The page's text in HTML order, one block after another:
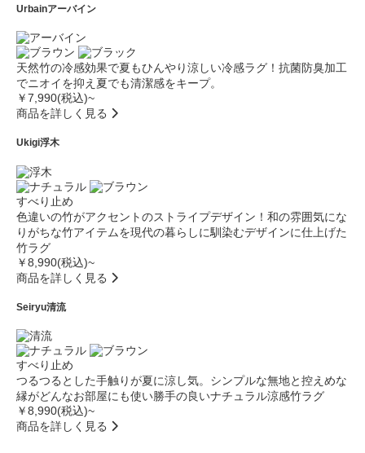
Urbainアーバイン
天然竹の冷感効果で夏もひんやり涼しい冷感ラグ！抗菌防臭加工
でニオイを抑え夏でも清潔感をキープ。
￥7,990(税込)~
商品を詳しく見る
Ukigi浮木
すべり止め
色違いの竹がアクセントのストライプデザイン！和の雰囲気にな
りがちな竹アイテムを現代の暮らしに馴染むデザインに仕上げた
竹ラグ
￥8,990(税込)~
商品を詳しく見る
Seiryu清流
すべり止め
つるつるとした手触りが夏に涼し気。シンプルな無地と控えめな
縁がどんなお部屋にも使い勝手の良いナチュラル涼感竹ラグ
￥8,990(税込)~
商品を詳しく見る